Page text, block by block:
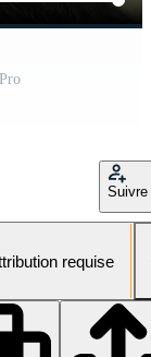
Suivre
requise